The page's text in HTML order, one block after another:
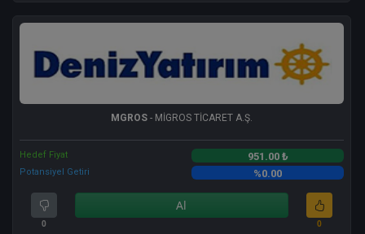
MGROS - MİGROS TİCARET A.Ş.
Hedef Fiyat 951.00 ₺
Potansiyel Getiri %0.00
0
Al
0